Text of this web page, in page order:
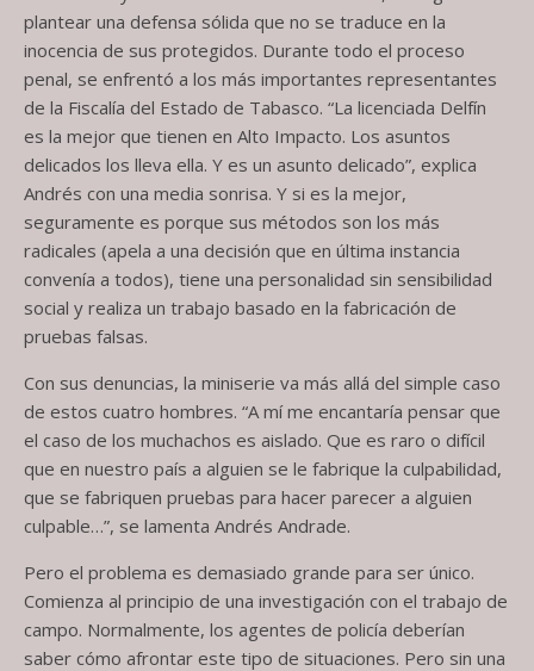
plantear una defensa sólida que no se traduce en la
inocencia de sus protegidos. Durante todo el proceso
penal, se enfrentó a los más importantes representantes
de la Fiscalía del Estado de Tabasco. “La licenciada Delfín
es la mejor que tienen en Alto Impacto. Los asuntos
delicados los lleva ella. Y es un asunto delicado”, explica
Andrés con una media sonrisa. Y si es la mejor,
seguramente es porque sus métodos son los más
radicales (apela a una decisión que en última instancia
convenía a todos), tiene una personalidad sin sensibilidad
social y realiza un trabajo basado en la fabricación de
pruebas falsas.
Con sus denuncias, la miniserie va más allá del simple caso
de estos cuatro hombres. “A mí me encantaría pensar que
el caso de los muchachos es aislado. Que es raro o difícil
que en nuestro país a alguien se le fabrique la culpabilidad,
que se fabriquen pruebas para hacer parecer a alguien
culpable…”, se lamenta Andrés Andrade.
Pero el problema es demasiado grande para ser único.
Comienza al principio de una investigación con el trabajo de
campo. Normalmente, los agentes de policía deberían
saber cómo afrontar este tipo de situaciones. Pero sin una